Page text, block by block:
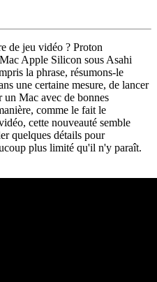
de jeu vidéo ? Proton
Apple Silicon sous Asahi
la phrase, résumons-le
une certaine mesure, de lancer
Mac avec de bonnes
comme le fait le
cette nouveauté semble
quelques détails pour
plus limité qu'il n'y paraît.